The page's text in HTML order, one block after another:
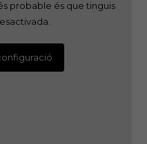
probable és que tinguis